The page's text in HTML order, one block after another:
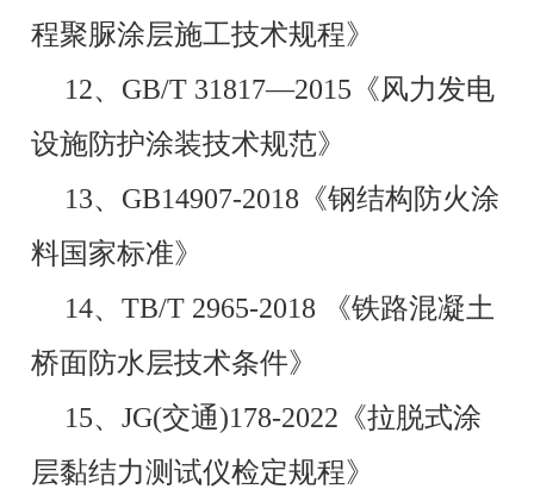
程聚脲涂层施工技术规程》
12、GB/T 31817—2015《风力发电
设施防护涂装技术规范》
13、 GB14907-2018《钢结构防火涂
料国家标准》
14、TB/T 2965-2018 《铁路混凝土
桥面防水层技术条件》
15、JG(交通)178-2022《拉脱式涂
层黏结力测试仪检定规程》